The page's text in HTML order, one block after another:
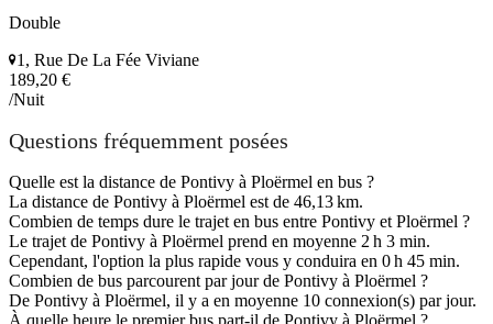
Double
1, Rue De La Fée Viviane
189,20 €
/Nuit
Questions fréquemment posées
Quelle est la distance de Pontivy à Ploërmel en bus ?
La distance de Pontivy à Ploërmel est de 46,13 km.
Combien de temps dure le trajet en bus entre Pontivy et Ploërmel ?
Le trajet de Pontivy à Ploërmel prend en moyenne 2 h 3 min.
Cependant, l'option la plus rapide vous y conduira en 0 h 45 min.
Combien de bus parcourent par jour de Pontivy à Ploërmel ?
De Pontivy à Ploërmel, il y a en moyenne 10 connexion(s) par jour.
À quelle heure le premier bus part-il de Pontivy à Ploërmel ?